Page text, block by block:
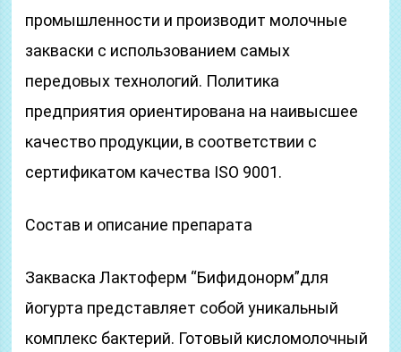
промышленности и производит молочные
закваски с использованием самых
передовых технологий. Политика
предприятия ориентирована на наивысшее
качество продукции, в соответствии с
сертификатом качества ISO 9001.
Состав и описание препарата
Закваска Лактоферм “Бифидонорм”для
йогурта представляет собой уникальный
комплекс бактерий. Готовый кисломолочный